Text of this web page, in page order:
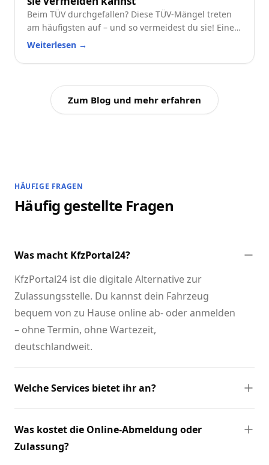
Beim TÜV durchgefallen? Diese TÜV-Mängel treten
am häufigsten auf – und so vermeidest du sie! Eine
praktische Checkliste für alle Autofahrer.
Weiterlesen →
Zum Blog und mehr erfahren
HÄUFIGE FRAGEN
Häufig gestellte Fragen
Was macht KfzPortal24?
KfzPortal24 ist die digitale Alternative zur
Zulassungsstelle. Du kannst dein Fahrzeug
bequem von zu Hause online ab- oder anmelden
– ohne Termin, ohne Wartezeit,
deutschlandweit.
Welche Services bietet ihr an?
Was kostet die Online-Abmeldung oder
Zulassung?